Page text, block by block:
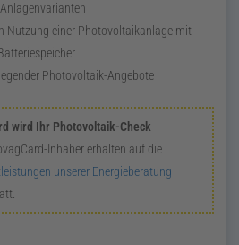
Nutzung einer Photovoltaikanlage mit
Photovoltaik-Angebote
wird Ihr Photovoltaik-Check
-Inhaber erhalten auf die
unserer Energieberatung